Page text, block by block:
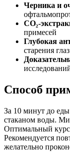
Черника и
CO₂-
примесей
Глубокая
старения глаз
Способ
За 10 минут до еды
стаканом воды.
Оптимальный
Рекомендуется
желательно